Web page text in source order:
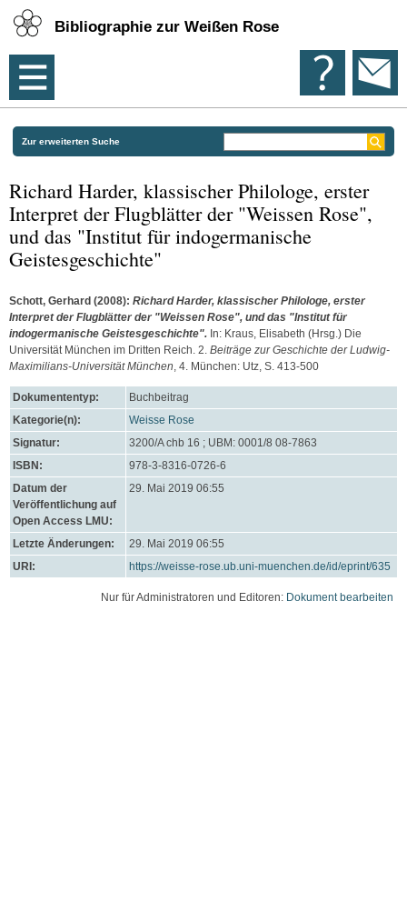
Bibliographie zur Weißen Rose
Zur erweiterten Suche
Richard Harder, klassischer Philologe, erster
Interpret der Flugblätter der "Weissen Rose",
und das "Institut für indogermanische
Geistesgeschichte"
Schott, Gerhard (2008): Richard Harder, klassischer Philologe, erster
Interpret der Flugblätter der "Weissen Rose", und das "Institut für
indogermanische Geistesgeschichte". In: Kraus, Elisabeth (Hrsg.) Die
Universität München im Dritten Reich. 2. Beiträge zur Geschichte der Ludwig-
Maximilians-Universität München, 4. München: Utz, S. 413-500
Dokumententyp:
Buchbeitrag
Kategorie(n):
Weisse Rose
Signatur:
3200/A chb 16 ; UBM: 0001/8 08-7863
ISBN:
978-3-8316-0726-6
Datum der
Veröffentlichung auf
Open Access LMU:
29. Mai 2019 06:55
Letzte Änderungen:
29. Mai 2019 06:55
URI:
https://weisse-rose.ub.uni-muenchen.de/id/eprint/635
Nur für Administratoren und Editoren: Dokument bearbeiten